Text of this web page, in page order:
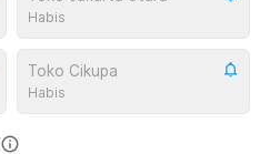
Habis
Toko Cikupa
Habis